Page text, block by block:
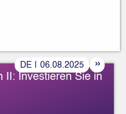
II: Investieren Sie in
»
DE 06.08.2025